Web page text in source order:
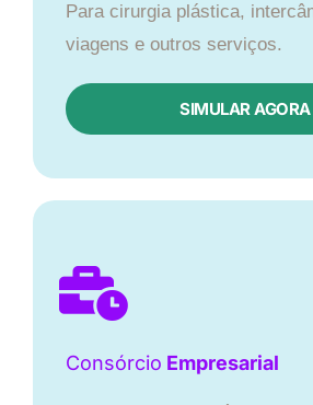
Para cirurgia plástica,
viagens e outros serviços.
SIMULAR AGORA
Consórcio Empresarial